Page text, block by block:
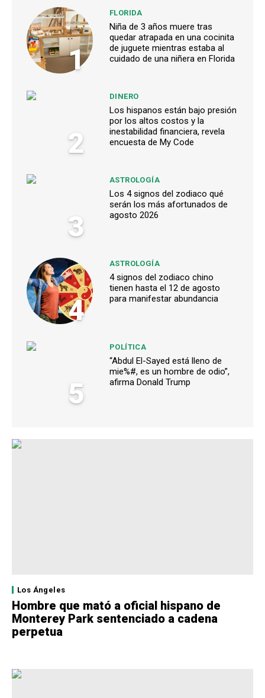
1
FLORIDA
Niña de 3 años muere tras
quedar atrapada en una cocinita
de juguete mientras estaba al
cuidado de una niñera en Florida
2
DINERO
Los hispanos están bajo presión
por los altos costos y la
inestabilidad financiera, revela
encuesta de My Code
3
ASTROLOGÍA
Los 4 signos del zodiaco qué
serán los más afortunados de
agosto 2026
4
ASTROLOGÍA
4 signos del zodiaco chino
tienen hasta el 12 de agosto
para manifestar abundancia
5
POLÍTICA
“Abdul El-Sayed está lleno de
mie%#, es un hombre de odio”,
afirma Donald Trump
Los Ángeles
Hombre que mató a oficial hispano de
Monterey Park sentenciado a cadena
perpetua